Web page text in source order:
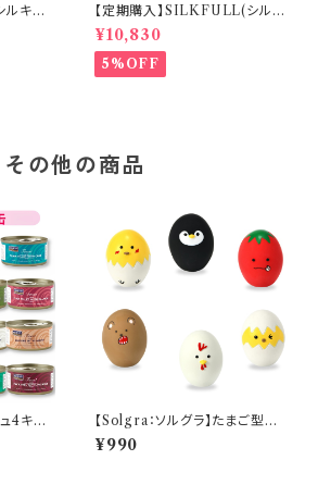
キャッ
おま
ア 腎
】
【定期購入】SILKFULL(シルク
フル) 犬用 ３０包×３カ月分
おまけ付 送料無料 腎臓ケ
ア 腎臓病 デトックス
¥10,830
5%OFF
その他の商品
4キャ
単品
【Solgra：ソルグラ】たまご型の
ラテックストイ(取寄)
¥990